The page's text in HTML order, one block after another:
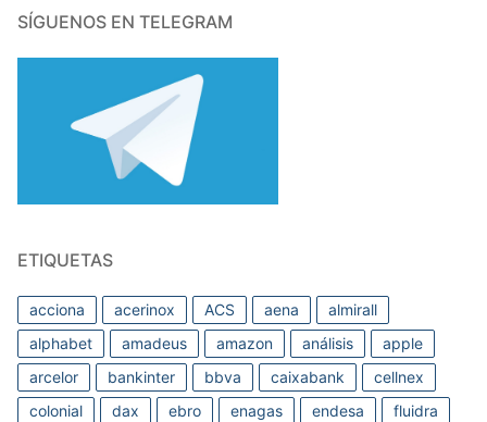
SÍGUENOS EN TELEGRAM
ETIQUETAS
acciona acerinox ACS aena
almirall
alphabet
amadeus amazon análisis
apple
arcelor
bankinter bbva caixabank
cellnex
colonial
dax ebro enagas endesa
fluidra